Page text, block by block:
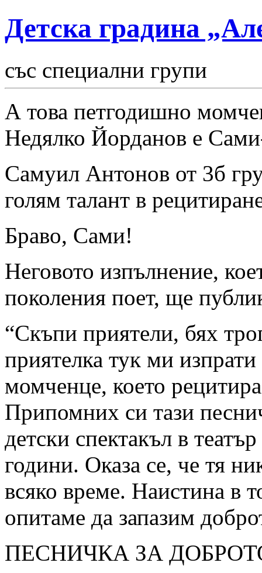
Детска градина
със специални групи
А това петгодишно
Недялко Йорданов е
Самуил Антонов от 3б
голям талант в
Браво, Сами!
Неговото изпълнение,
поколения поет, ще
“Скъпи приятели, бях
приятелка тук ми
момченце, което
Припомних си тази
детски спектакъл в
години. Оказа се, че тя
всяко време. Наистина в
опитаме да запазим
ПЕСНИЧКА ЗА